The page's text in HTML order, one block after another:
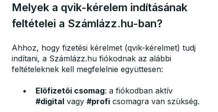
Melyek a qvik-kérelem indításának
feltételei a Számlázz.hu-ban?
Ahhoz, hogy fizetési kérelmet (qvik-kérelmet) tudj
indítani, a Számlázz.hu fiókodnak az alábbi
feltételeknek kell megfelelnie együttesen:
Előfizetői csomag: a fiókodban aktív
#digital vagy #profi csomagra van szükség.